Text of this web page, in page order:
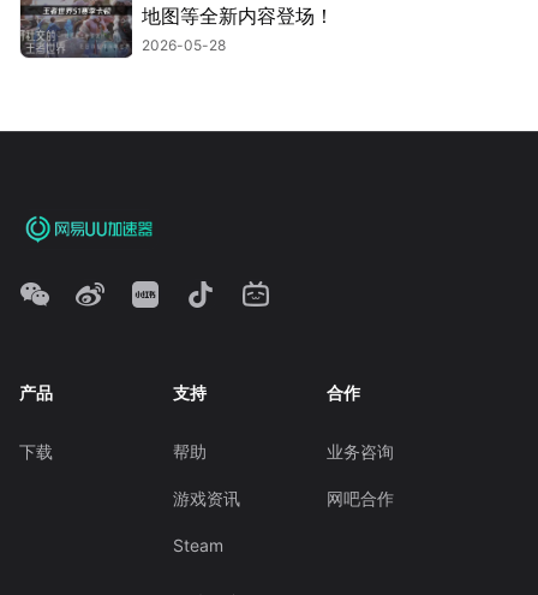
地图等全新内容登场！
2026-05-28
产品
下载
支持
帮助
游戏资讯
Steam
合作
业务咨询
网吧合作